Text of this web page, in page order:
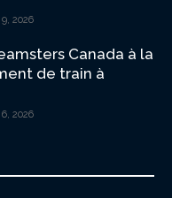
2026
Canada à la
de train à
2026